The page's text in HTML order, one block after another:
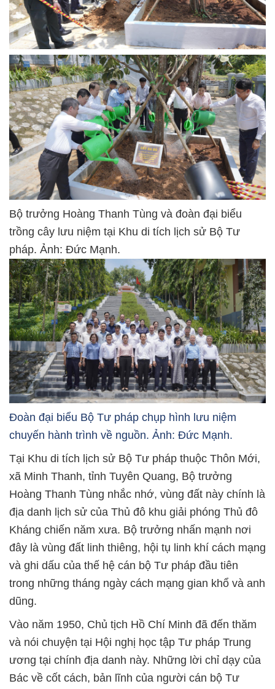
Bộ trưởng Hoàng Thanh Tùng và đoàn đại biểu
trồng cây lưu niệm tại Khu di tích lịch sử Bộ Tư
pháp. Ảnh: Đức Mạnh.
Đoàn đại biểu Bộ Tư pháp chụp hình lưu niệm
chuyến hành trình về nguồn. Ảnh: Đức Mạnh.
Tại Khu di tích lịch sử Bộ Tư pháp thuộc Thôn Mới,
xã Minh Thanh, tỉnh Tuyên Quang, Bộ trưởng
Hoàng Thanh Tùng nhắc nhớ, vùng đất này chính là
địa danh lịch sử của Thủ đô khu giải phóng Thủ đô
Kháng chiến năm xưa. Bộ trưởng nhấn mạnh nơi
đây là vùng đất linh thiêng, hội tụ linh khí cách mạng
và ghi dấu của thế hệ cán bộ Tư pháp đầu tiên
trong những tháng ngày cách mạng gian khổ và anh
dũng.
Vào năm 1950, Chủ tịch Hồ Chí Minh đã đến thăm
và nói chuyện tại Hội nghị học tập Tư pháp Trung
ương tại chính địa danh này. Những lời chỉ dạy của
Bác về cốt cách, bản lĩnh của người cán bộ Tư